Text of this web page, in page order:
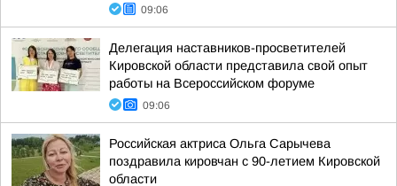
09:06
Делегация наставников-просветителей
Кировской области представила свой опыт
работы на Всероссийском форуме
09:06
Российская актриса Ольга Сарычева
поздравила кировчан с 90-летием Кировской
области